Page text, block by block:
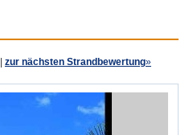
zur nächsten Strandbewertung»